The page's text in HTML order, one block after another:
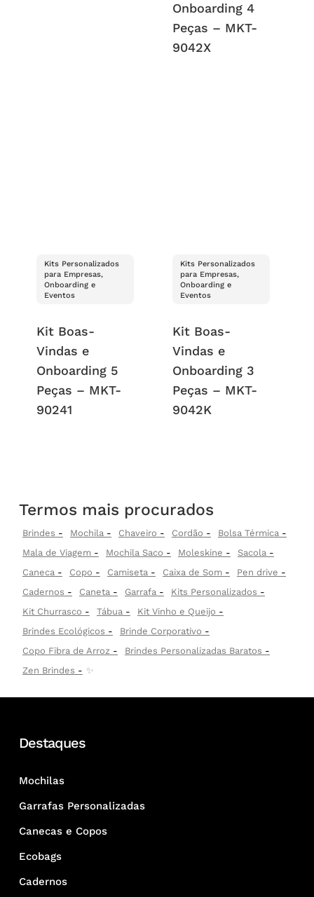
Onboarding 4
Peças – MKT-
9042X
Kits Personalizados
para Empresas,
Onboarding e
Eventos
Kit Boas-
Vindas e
Onboarding 5
Peças – MKT-
90241
Kits Personalizados
para Empresas,
Onboarding e
Eventos
Kit Boas-
Vindas e
Onboarding 3
Peças – MKT-
9042K
Termos mais procurados
Brindes Mochila Chaveiro Cordão
Bolsa Térmica
Mala de Viagem
Mochila Saco Moleskine
Sacola
Caneca
Copo Camiseta Caixa de Som
Pen drive
Cadernos
Caneta Garrafa
Kits Personalizados
Kit Churrasco
Tábua
Kit Vinho e Queijo
Brindes Ecológicos
Brinde Corporativo
Copo Fibra de Arroz
Brindes Personalizadas Baratos
Zen Brindes
✨
Destaques
Mochilas
Garrafas Personalizadas
Canecas e Copos
Ecobags
Cadernos